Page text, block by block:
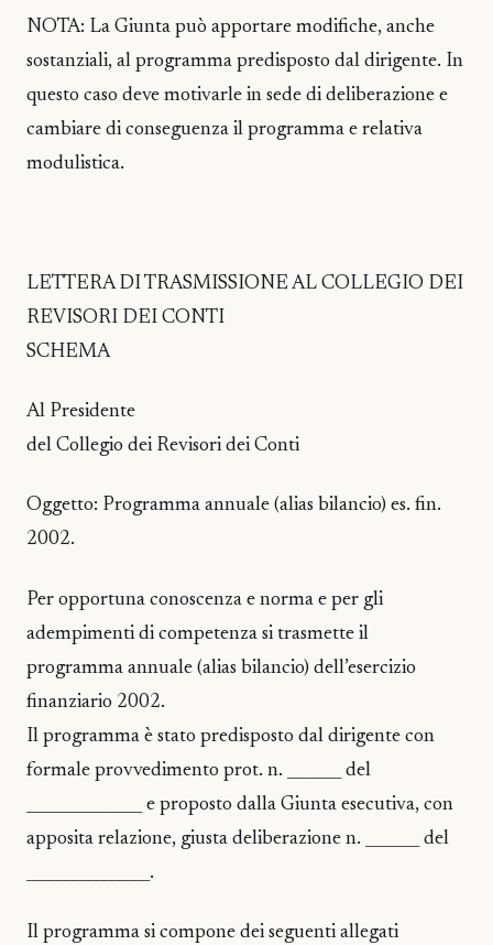
NOTA: La Giunta può apportare modifiche, anche
sostanziali, al programma predisposto dal dirigente. In
questo caso deve motivarle in sede di deliberazione e
cambiare di conseguenza il programma e relativa
modulistica.
LETTERA DI TRASMISSIONE AL COLLEGIO DEI
REVISORI DEI CONTI
SCHEMA
Al Presidente
del Collegio dei Revisori dei Conti
Oggetto: Programma annuale (alias bilancio) es. fin.
2002.
Per opportuna conoscenza e norma e per gli
adempimenti di competenza si trasmette il
programma annuale (alias bilancio) dell’esercizio
finanziario 2002.
Il programma è stato predisposto dal dirigente con
formale provvedimento prot. n. _______ del
_______________ e proposto dalla Giunta esecutiva, con
apposita relazione, giusta deliberazione n. _______ del
________________.
Il programma si compone dei seguenti allegati